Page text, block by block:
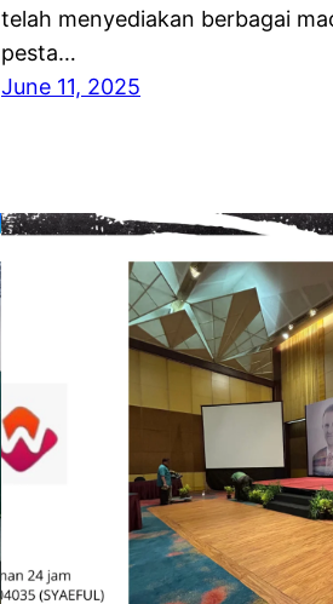
telah menyediakan berbagai
pesta…
June 11, 2025